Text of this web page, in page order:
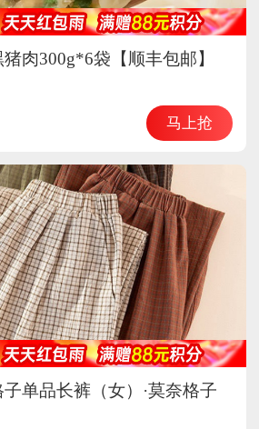
肉300g*6袋【顺丰包邮】
马上抢
单品长裤（女）·莫奈格子